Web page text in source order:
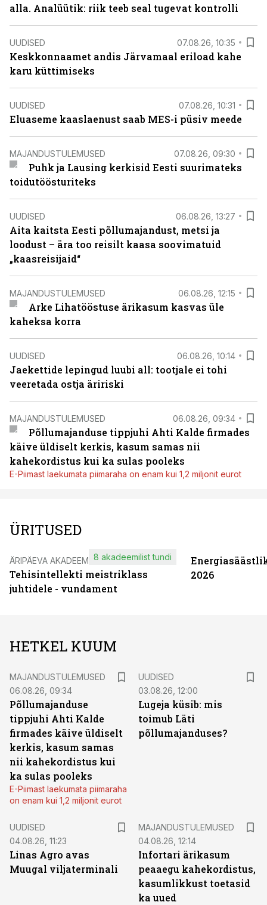
alla. Analüütik: riik teeb seal tugevat kontrolli
UUDISED 07.08.26, 10:35
Keskkonnaamet andis Järvamaal eriload kahe
karu küttimiseks
UUDISED 07.08.26, 10:31
Eluaseme kaaslaenust saab MES-i püsiv meede
MAJANDUSTULEMUSED 07.08.26, 09:30
Puhk ja Lausing kerkisid Eesti suurimateks
toidutöösturiteks
UUDISED 06.08.26, 13:27
Aita kaitsta Eesti põllumajandust, metsi ja
loodust – ära too reisilt kaasa soovimatuid
„kaasreisijaid“
MAJANDUSTULEMUSED 06.08.26, 12:15
Arke Lihatööstuse ärikasum kasvas üle
kaheksa korra
UUDISED 06.08.26, 10:14
Jaekettide lepingud luubi all: tootjale ei tohi
veeretada ostja äririski
MAJANDUSTULEMUSED 06.08.26, 09:34
Põllumajanduse tippjuhi Ahti Kalde firmades
käive üldiselt kerkis, kasum samas nii
kahekordistus kui ka sulas pooleks
E-Piimast laekumata piimaraha on enam kui 1,2 miljonit eurot
ÜRITUSED
ÄRIPÄEVA AKADEEMIA
Tehisintellekti meistriklass
juhtidele - vundament
8 akadeemilist tundi
2026
HETKEL KUUM
MAJANDUSTULEMUSED
06.08.26, 09:34
Põllumajanduse
tippjuhi Ahti Kalde
firmades käive üldiselt
kerkis, kasum samas
nii kahekordistus kui
ka sulas pooleks
E-Piimast laekumata piimaraha
on enam kui 1,2 miljonit eurot
UUDISED
03.08.26, 12:00
Lugeja küsib: mis
toimub Läti
põllumajanduses?
UUDISED
04.08.26, 11:23
Linas Agro avas
Muugal viljaterminali
MAJANDUSTULEMUSED
04.08.26, 12:14
Infortari ärikasum
peaaegu kahekordistus,
kasumlikkust toetasid
ka uued